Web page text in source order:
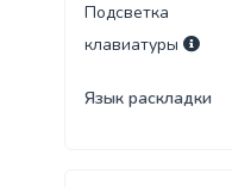
Подсветка
клавиатуры
Язык раскладки